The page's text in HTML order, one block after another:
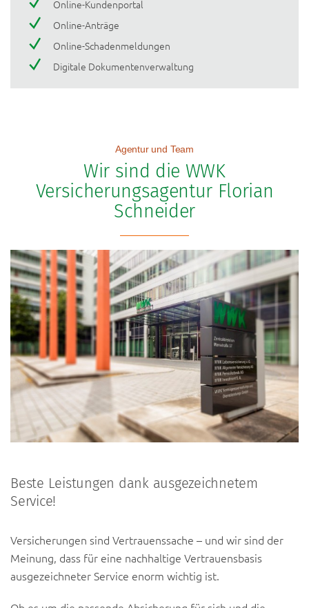
Online-Kundenportal
Online-Anträge
Online-Schadenmeldungen
Digitale Dokumentenverwaltung
Wir sind die WWK
Versicherungsagentur Florian
Schneider
Agentur und Team
Beste Leistungen dank ausgezeichnetem
Service!
Versicherungen sind Vertrauenssache – und wir sind der
Meinung, dass für eine nachhaltige Vertrauensbasis
ausgezeichneter Service enorm wichtig ist.